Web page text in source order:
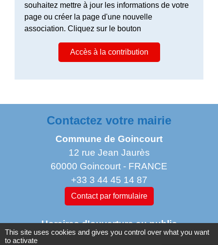
souhaitez mettre à jour les informations de votre
page ou créer la page d'une nouvelle
association. Cliquez sur le bouton
Accès à la contribution
Contactez votre mairie
Commune de Goincourt
12 rue Jean Jaurès
60000 Goincourt - FRANCE
+33 3 44 45 14 87
Contact par formulaire
Horaires d'ouverture au public
This site uses cookies and gives you control over what you want
to activate